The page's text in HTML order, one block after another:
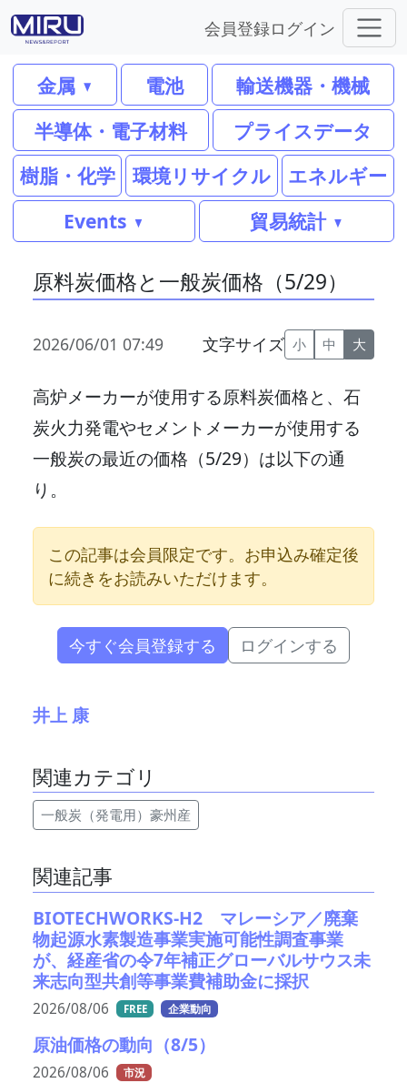
会員登録ログイン
金属 電池
輸送機器・機械
半導体・電子材料
プライスデータ
樹脂・化学
環境リサイクル
エネルギー
Events
貿易統計
原料炭価格と一般炭価格（5/29）
2026/06/01 07:49 文字サイズ 小 中 大
高炉メーカーが使用する原料炭価格と、石
炭火力発電やセメントメーカーが使用する
一般炭の最近の価格（5/29）は以下の通
り。
この記事は会員限定です。お申込み確定後
に続きをお読みいただけます。
今すぐ会員登録する ログインする
井上 康
関連カテゴリ
一般炭（発電用）豪州産
関連記事
BIOTECHWORKS-H2 マレーシア／廃棄
物起源水素製造事業実施可能性調査事業
が、経産省の令7年補正グローバルサウス未
来志向型共創等事業費補助金に採択
2026/08/06 FREE 企業動向
原油価格の動向（8/5）
2026/08/06 市況